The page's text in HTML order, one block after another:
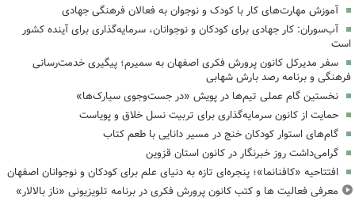
آموزش مهارت‌های کار با کودک و نوجوان به فعالان فرهنگی جهادی
آب‌سوران: کار جهادی برای کودکان و نوجوانان، سرمایه‌گذاری برای آینده کشور
است
سفر مدیرکل کانون پرورش فکری اصفهان به سمیرم؛ پیگیری خدمت‌رسانی
فرهنگی و برنامه رصد بارش شهابی
نخستین گام عملی تیم‌ها در پویش «در جست‌وجوی سیارک‌ها»
حمایت از کانون سرمایه‌گذاری برای تربیت نسل خلاق و پویاست
گام‌های استوار کودکان خنج در مسیر دانایی با طعم کتاب
گرامی‌داشت روز خبرنگار در کانون استان قزوین
افتتاحیه «کافنانما»؛ پنجره‌ای تازه به دنیای علم برای کودکان و نوجوانان اصفهان
معرفی فعالیت ها و کتب کانون پرورش فکری در برنامه تلویزیونی «ناز بالالار»